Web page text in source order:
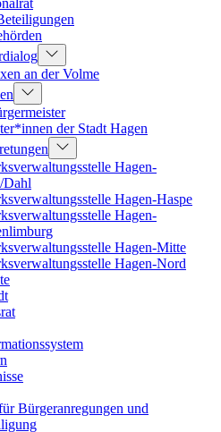
an der Volme
der Stadt Hagen
Hagen-
Dahl
Hagen-Haspe
Hagen-
Hagen-Mitte
Hagen-Nord
Bürgeranregungen und